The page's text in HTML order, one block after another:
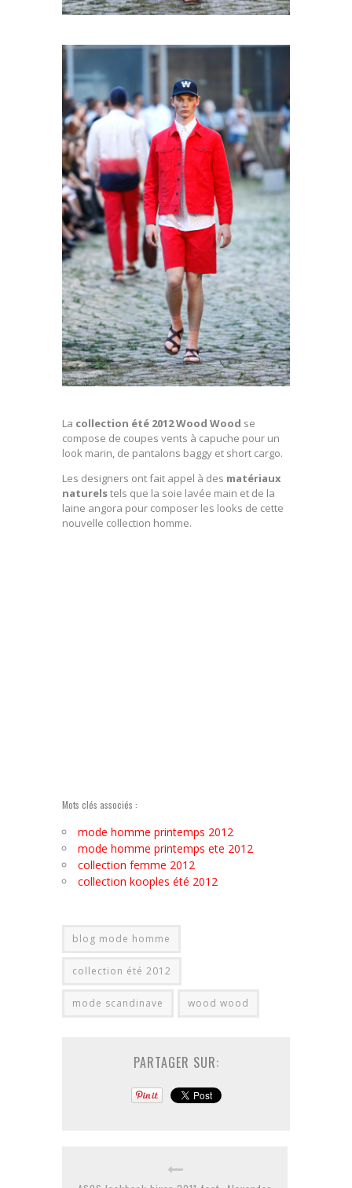
La collection été 2012 Wood Wood se
compose de coupes vents à capuche pour un
look marin, de pantalons baggy et short cargo.
Les designers ont fait appel à des matériaux
naturelstels que la soie lavée main et de la
laine angora pour composer les looks de cette
nouvelle collection homme.
Mots clés associés :
mode homme printemps 2012
mode homme printemps ete 2012
collection femme 2012
collection kooples été 2012
blog mode homme
collection été 2012
mode scandinave wood wood
PARTAGER SUR: